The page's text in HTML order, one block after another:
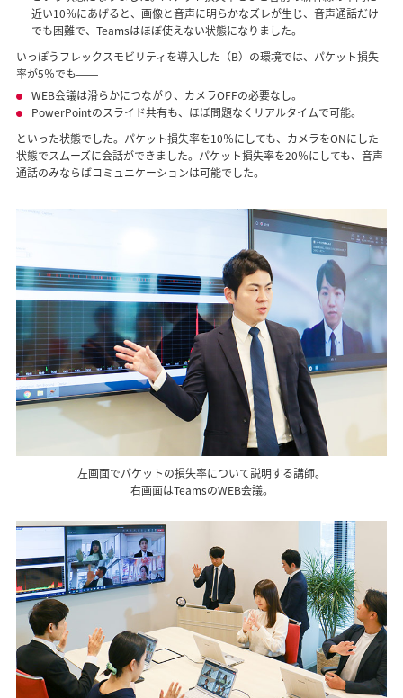
近い10％にあげると、画像と音声に明らかなズレが生じ、音声通話だけ
でも困難で、Teamsはほぼ使えない状態になりました。
いっぽうフレックスモビリティを導入した（B）の環境では、パケット損失
率が5％でも――
WEB会議は滑らかにつながり、カメラOFFの必要なし。
PowerPointのスライド共有も、ほぼ問題なくリアルタイムで可能。
といった状態でした。パケット損失率を10％にしても、カメラをONにした
状態でスムーズに会話ができました。パケット損失率を20％にしても、音声
通話のみならばコミュニケーションは可能でした。
左画面でパケットの損失率について説明する講師。
右画面はTeamsのWEB会議。